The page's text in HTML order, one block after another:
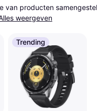
van producten
weergeven
Trending